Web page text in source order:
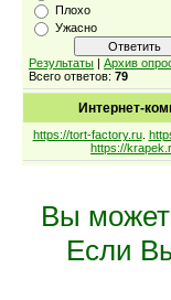
Плохо
Ужасно
Результаты | Архив
Всего ответов: 79
Интернет-
https://tort-factory.ru.
https://
Вы
Если